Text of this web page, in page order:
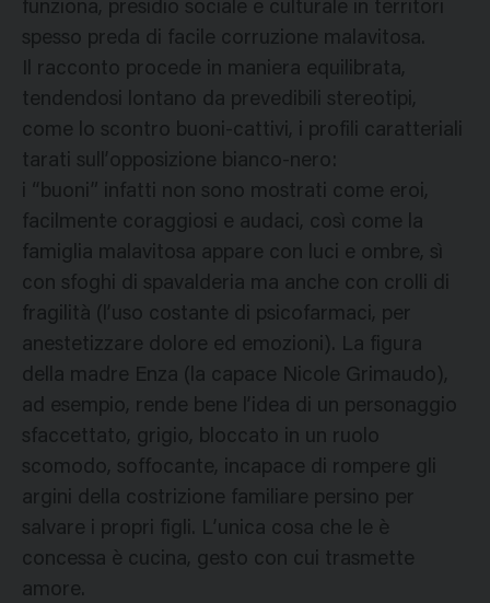
funziona, presidio sociale e culturale in territori
spesso preda di facile corruzione malavitosa.
Il racconto procede in maniera equilibrata,
tendendosi lontano da prevedibili stereotipi,
come lo scontro buoni-cattivi, i profili caratteriali
tarati sull’opposizione bianco-nero:
i “buoni” infatti non sono mostrati come eroi,
facilmente coraggiosi e audaci, così come la
famiglia malavitosa appare con luci e ombre, sì
con sfoghi di spavalderia ma anche con crolli di
fragilità (l’uso costante di psicofarmaci, per
anestetizzare dolore ed emozioni). La figura
della madre Enza (la capace Nicole Grimaudo),
ad esempio, rende bene l’idea di un personaggio
sfaccettato, grigio, bloccato in un ruolo
scomodo, soffocante, incapace di rompere gli
argini della costrizione familiare persino per
salvare i propri figli. L’unica cosa che le è
concessa è cucina, gesto con cui trasmette
amore.